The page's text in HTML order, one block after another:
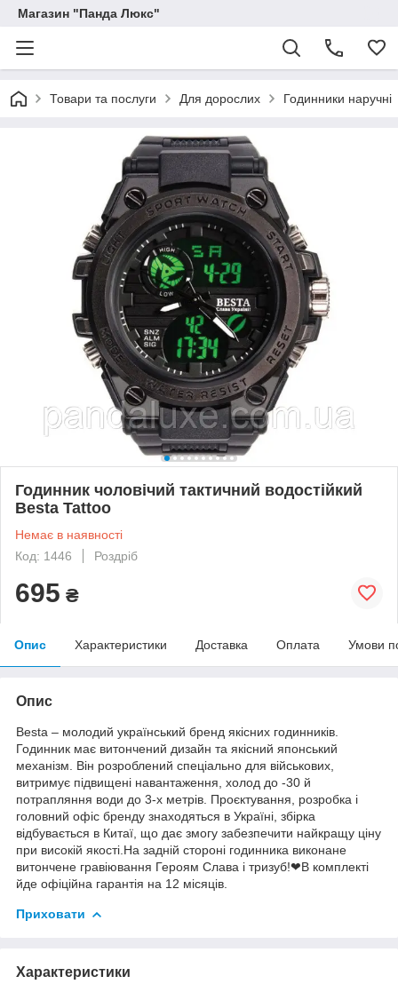
Магазин "Панда Люкс"
Товари та послуги Для дорослих Годинники наручні
Годинник чоловічий тактичний водостійкий
Besta Tattoo
Немає в наявності
Код: 1446
Роздріб
695 ₴
Опис Характеристики Доставка Оплата Умови
Опис
Besta – молодий український бренд якісних годинників.
Годинник має витончений дизайн та якісний японський
механізм. Він розроблений спеціально для військових,
витримує підвищені навантаження, холод до -30 й
потрапляння води до 3-х метрів. Проєктування, розробка і
головний офіс бренду знаходяться в Україні, збірка
відбувається в Китаї, що дає змогу забезпечити найкращу ціну
при високій якості.На задній стороні годинника виконане
витончене гравіювання Героям Слава і тризуб!❤В комплекті
йде офіційна гарантія на 12 місяців.
Приховати
Характеристики